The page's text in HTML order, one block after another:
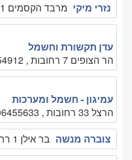
נזרי מיקי מרבד הקסמים 11 רחובות , 089464137
עדן תקשורת וחשמל
הר הצופים 7 רחובות , 0522654912
עמיגון - חשמל ומערכות
הרצל 33 רחובות , 0506455633
צוברה מנשה בר אילן 1 רחובות , 089450126